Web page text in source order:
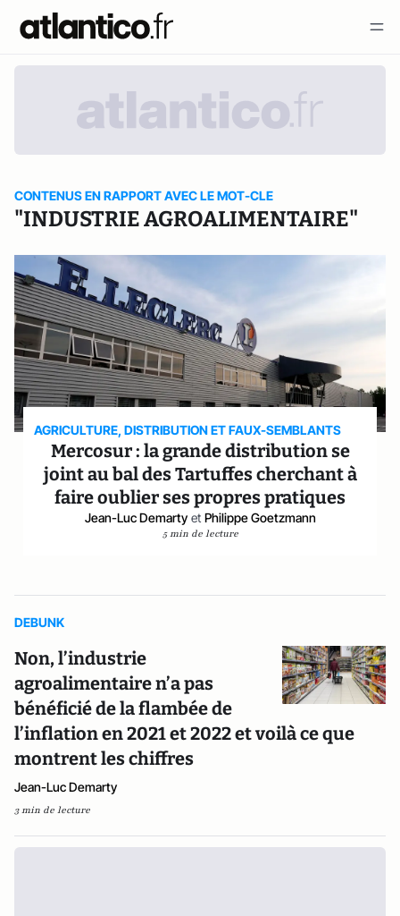
CONTENUS EN RAPPORT AVEC LE MOT-CLE
"INDUSTRIE AGROALIMENTAIRE"
AGRICULTURE, DISTRIBUTION ET FAUX-SEMBLANTS
Mercosur : la grande distribution se
joint au bal des Tartuffes cherchant à
faire oublier ses propres pratiques
Jean-Luc Demarty et Philippe Goetzmann
5 min de lecture
DEBUNK
Non, l’industrie
agroalimentaire n’a pas
bénéficié de la flambée de
l’inflation en 2021 et 2022 et voilà ce que
montrent les chiffres
Jean-Luc Demarty
3 min de lecture